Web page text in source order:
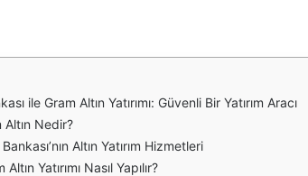
ile Gram Altın Yatırımı: Güvenli Bir Yatırım Aracı
Altın Nedir?
Altın Yatırım Hizmetleri
Altın Yatırımı Nasıl Yapılır?